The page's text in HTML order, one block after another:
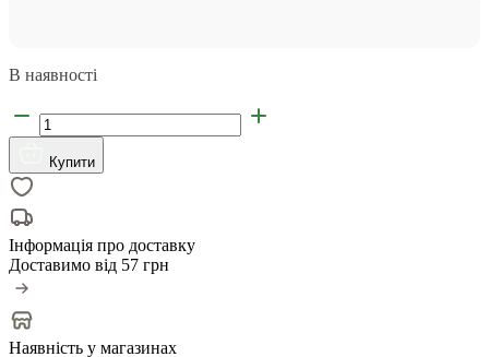
В наявності
Купити
Інформація про доставку
Доставимо від 57 грн
Наявність у магазинах